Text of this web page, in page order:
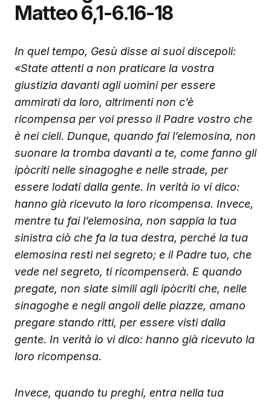
Matteo 6,1-6.16-18
In quel tempo, Gesù disse ai suoi discepoli:
«State attenti a non praticare la vostra
giustizia davanti agli uomini per essere
ammirati da loro, altrimenti non c’è
ricompensa per voi presso il Padre vostro che
è nei cieli. Dunque, quando fai l’elemosina, non
suonare la tromba davanti a te, come fanno gli
ipòcriti nelle sinagoghe e nelle strade, per
essere lodati dalla gente. In verità io vi dico:
hanno già ricevuto la loro ricompensa. Invece,
mentre tu fai l’elemosina, non sappia la tua
sinistra ciò che fa la tua destra, perché la tua
elemosina resti nel segreto; e il Padre tuo, che
vede nel segreto, ti ricompenserà. E quando
pregate, non siate simili agli ipòcriti che, nelle
sinagoghe e negli angoli delle piazze, amano
pregare stando ritti, per essere visti dalla
gente. In verità io vi dico: hanno già ricevuto la
loro ricompensa.
Invece, quando tu preghi, entra nella tua